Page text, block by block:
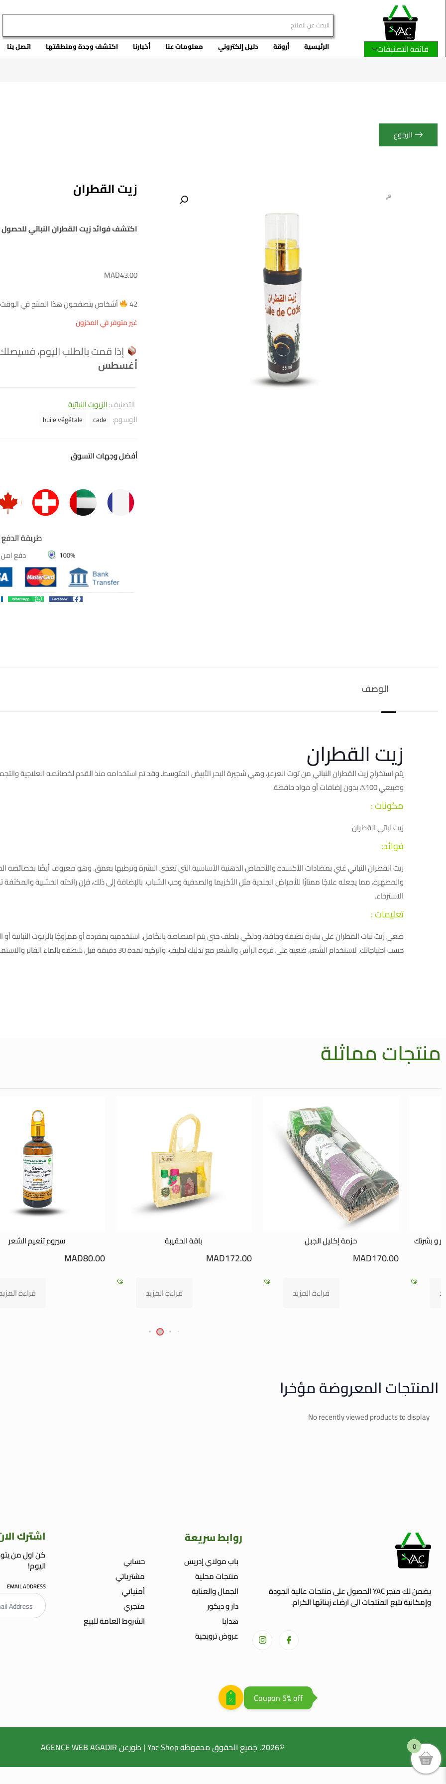
قائمة التصنيفات الرئيسية أروقة دليل إلكتروني معلومات عنا أخبارنا اكتشف وجدة ومنطقتها اتصل بنا
الرجوع
زيت القطران
اكتشف فوائد زيت القطران النباتي
MAD43.00
42
أشخاص يتصفحون هذا المنتج في الوقت
غير متوفر في المخزون
إذا قمت بالطلب اليوم،
أغسطس
التصنيف:الزيوت النباتية
الوسوم: cade
huile végétale
أفضل وجهات التسوق
Facebook
WhatsApp
الوصف
زيت القطران
يتم استخراج زيت القطران النباتي من توت العرعر، وهي شجيرة البحر الأبيض المتوسط. وقد تم استخدامه منذ القدم لخصائصه العلاجية
وطبيعي 100%، بدون إضافات أو مواد حافظة.
مكونات :
زيت نباتي القطران
فوائد:
زيت القطران النباتي غني بمضادات الأكسدة والأحماض الدهنية الأساسية التي تغذي البشرة وترطبها بعمق. وهو معروف أيضًا بخصائصه
والمطهرة، مما يجعله علاجًا ممتازًا للأمراض الجلدية مثل الأكزيما والصدفية وحب الشباب. بالإضافة إلى ذلك، فإن رائحته الخشبية
الاسترخاء.
تعليمات :
ضعي زيت نبات القطران على بشرة نظيفة وجافة، ودلكي بلطف حتى يتم امتصاصه بالكامل. استخدميه بمفرده أو ممزوجًا بالزيوت النباتية أو
حسب احتياجاتك. لاستخدام الشعر، ضعيه على فروة الرأس والشعر مع تدليك لطيف، واتركيه لمدة 30 دقيقة قبل شطفه بالماء الفاتر والاستمرار في روتين شعرك المعتاد.
منتجات مماثلة
و بشرتك حزمة إكليل الجبل
MAD170.00
قراءة المزيد
باقة الحقيبة
MAD172.00
قراءة المزيد
سيروم تنعيم الشعر
MAD80.00
قراءة
المنتجات المعروضة مؤخرا
No recently viewed products to display
يضمن لك متجر YAC الحصول على منتجات عالية الجودة
وإمكانية تتبع المنتجات الى ارضاء زبنائها الكرام.
روابط سريعة
باب مولاي إدريس
منتجات محلية
الجمال والعناية
دار و ديكور
هدايا
عروض ترويجية
حسابي
مشترياتي
أمنياتي
متجري
الشروط العامة للبيع
اشترك
كن اول من
اليوم!
EMAIL ADDRESS
©2026. جميع الحقوق محفوظة Yac Shop | طورعن AGENCE WEB AGADIR
Coupon 5% off
0
0